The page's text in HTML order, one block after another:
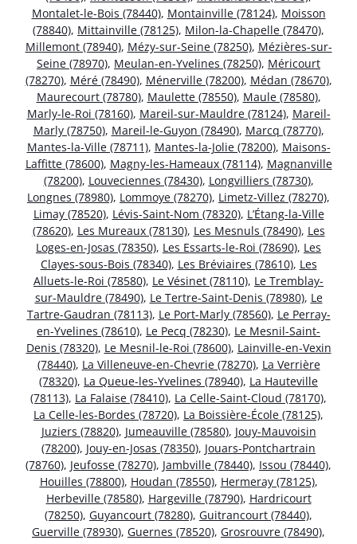
Montalet-le-Bois (78440), Montainville (78124), Moisson
(78840), Mittainville (78125), Milon-la-Chapelle (78470),
Millemont (78940), Mézy-sur-Seine (78250), Mézières-sur-
Seine (78970), Meulan-en-Yvelines (78250), Méricourt
(78270), Méré (78490), Ménerville (78200), Médan (78670),
Maurecourt (78780), Maulette (78550), Maule (78580),
Marly-le-Roi (78160), Mareil-sur-Mauldre (78124), Mareil-
Marly (78750), Mareil-le-Guyon (78490), Marcq (78770),
Mantes-la-Ville (78711), Mantes-la-Jolie (78200), Maisons-
Laffitte (78600), Magny-les-Hameaux (78114), Magnanville
(78200), Louveciennes (78430), Longvilliers (78730),
Longnes (78980), Lommoye (78270), Limetz-Villez (78270),
Limay (78520), Lévis-Saint-Nom (78320), L’Étang-la-Ville
(78620), Les Mureaux (78130), Les Mesnuls (78490), Les
Loges-en-Josas (78350), Les Essarts-le-Roi (78690), Les
Clayes-sous-Bois (78340), Les Bréviaires (78610), Les
Alluets-le-Roi (78580), Le Vésinet (78110), Le Tremblay-
sur-Mauldre (78490), Le Tertre-Saint-Denis (78980), Le
Tartre-Gaudran (78113), Le Port-Marly (78560), Le Perray-
en-Yvelines (78610), Le Pecq (78230), Le Mesnil-Saint-
Denis (78320), Le Mesnil-le-Roi (78600), Lainville-en-Vexin
(78440), La Villeneuve-en-Chevrie (78270), La Verrière
(78320), La Queue-les-Yvelines (78940), La Hauteville
(78113), La Falaise (78410), La Celle-Saint-Cloud (78170),
La Celle-les-Bordes (78720), La Boissière-École (78125),
Juziers (78820), Jumeauville (78580), Jouy-Mauvoisin
(78200), Jouy-en-Josas (78350), Jouars-Pontchartrain
(78760), Jeufosse (78270), Jambville (78440), Issou (78440),
Houilles (78800), Houdan (78550), Hermeray (78125),
Herbeville (78580), Hargeville (78790), Hardricourt
(78250), Guyancourt (78280), Guitrancourt (78440),
Guerville (78930), Guernes (78520), Grosrouvre (78490),